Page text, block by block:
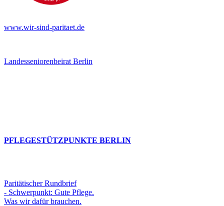
www.wir-sind-paritaet.de
Landesseniorenbeirat Berlin
PFLEGESTÜTZPUNKTE BERLIN
Paritätischer Rundbrief
- Schwerpunkt: Gute Pflege.
Was wir dafür brauchen.